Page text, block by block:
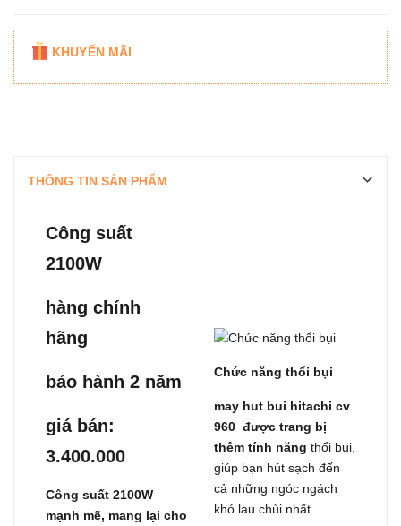
KHUYẾN MÃI
THÔNG TIN SẢN PHẨM
Công suất
2100W
hàng chính
hãng
bảo hành 2 năm
giá bán:
3.400.000
Công suất 2100W
mạnh mẽ, mang lại cho
Chức năng thổi bụi
may hut bui hitachi cv
960 được trang bị
thêm tính năng thổi bụi,
giúp bạn hút sạch đến
cả những ngóc ngách
khó lau chùi nhất.